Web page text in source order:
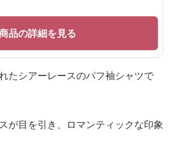
品の詳細を見る
たシアーレースのパフ袖シャツで
が目を引き、ロマンティックな印象